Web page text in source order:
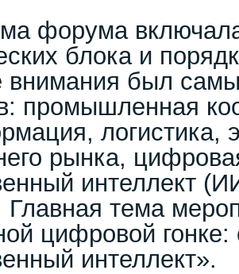
форума
блока и
внимания был
промышленная
логистика,
рынка,
интеллект
Главная тема
цифровой гонке:
интеллект».